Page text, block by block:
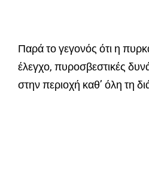
Παρά το γεγονός ότι η
έλεγχο, πυροσβεστικές
στην περιοχή καθ’ όλη τη